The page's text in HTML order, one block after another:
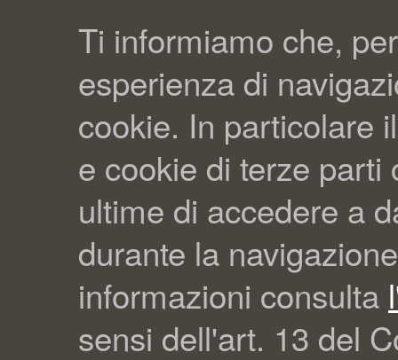
Ti informiamo che,
esperienza di
cookie. In particolare
e cookie di terze parti
ultime di accedere a
durante la
informazioni consulta
sensi dell'art. 13 del